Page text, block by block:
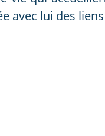
avec lui des